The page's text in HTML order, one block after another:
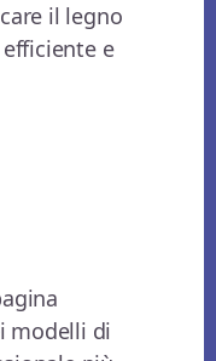
il legno
e
modelli di